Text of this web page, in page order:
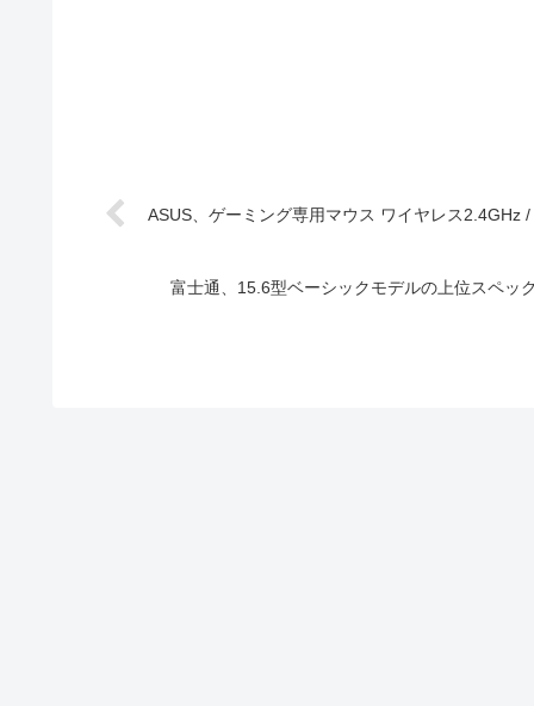
ASUS、ゲーミング専用マウス ワイヤレス2.4GHz
富士通、15.6型ベーシックモデルの上位スペッ